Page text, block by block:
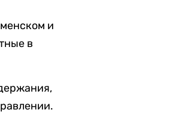
и
в